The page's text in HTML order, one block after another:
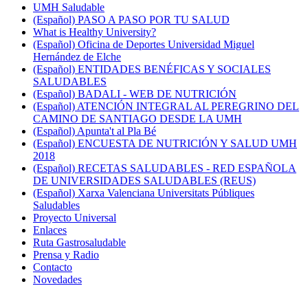
UMH Saludable
(Español) PASO A PASO POR TU SALUD
What is Healthy University?
(Español) Oficina de Deportes Universidad Miguel
Hernández de Elche
(Español) ENTIDADES BENÉFICAS Y SOCIALES
SALUDABLES
(Español) BADALI - WEB DE NUTRICIÓN
(Español) ATENCIÓN INTEGRAL AL PEREGRINO DEL
CAMINO DE SANTIAGO DESDE LA UMH
(Español) Apunta't al Pla Bé
(Español) ENCUESTA DE NUTRICIÓN Y SALUD UMH
2018
(Español) RECETAS SALUDABLES - RED ESPAÑOLA
DE UNIVERSIDADES SALUDABLES (REUS)
(Español) Xarxa Valenciana Universitats Públiques
Saludables
Proyecto Universal
Enlaces
Ruta Gastrosaludable
Prensa y Radio
Contacto
Novedades